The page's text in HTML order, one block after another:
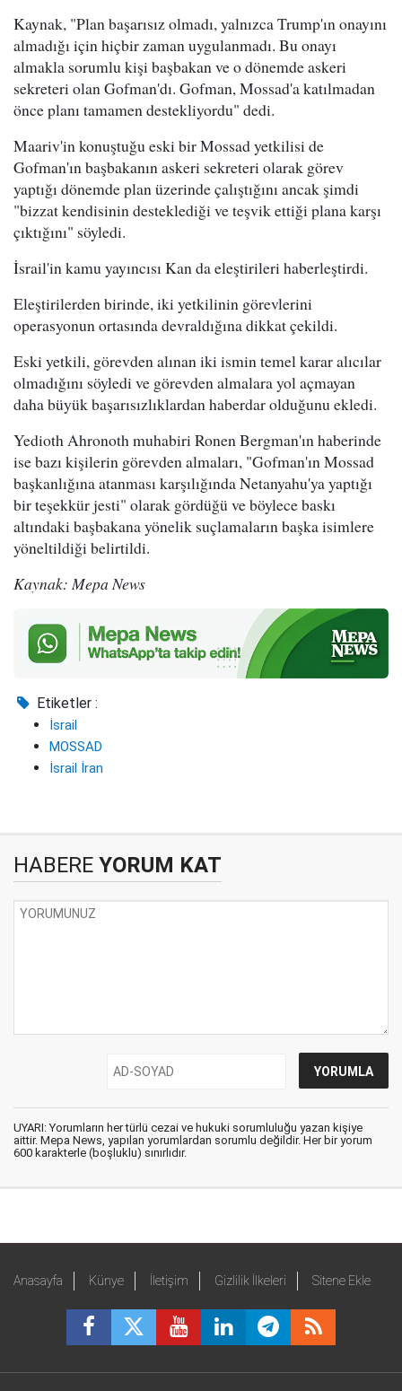
Kaynak, "Plan başarısız olmadı, yalnızca Trump'ın onayını
almadığı için hiçbir zaman uygulanmadı. Bu onayı
almakla sorumlu kişi başbakan ve o dönemde askeri
sekreteri olan Gofman'dı. Gofman, Mossad'a katılmadan
önce planı tamamen destekliyordu" dedi.
Maariv'in konuştuğu eski bir Mossad yetkilisi de
Gofman'ın başbakanın askeri sekreteri olarak görev
yaptığı dönemde plan üzerinde çalıştığını ancak şimdi
"bizzat kendisinin desteklediği ve teşvik ettiği plana karşı
çıktığını" söyledi.
İsrail'in kamu yayıncısı Kan da eleştirileri haberleştirdi.
Eleştirilerden birinde, iki yetkilinin görevlerini
operasyonun ortasında devraldığına dikkat çekildi.
Eski yetkili, görevden alınan iki ismin temel karar alıcılar
olmadığını söyledi ve görevden almalara yol açmayan
daha büyük başarısızlıklardan haberdar olduğunu ekledi.
Yedioth Ahronoth muhabiri Ronen Bergman'ın haberinde
ise bazı kişilerin görevden almaları, "Gofman'ın Mossad
başkanlığına atanması karşılığında Netanyahu'ya yaptığı
bir teşekkür jesti" olarak gördüğü ve böylece baskı
altındaki başbakana yönelik suçlamaların başka isimlere
yöneltildiği belirtildi.
Kaynak: Mepa News
Etiketler :
İsrail
MOSSAD
İsrail İran
HABERE YORUM KAT
UYARI: Yorumların her türlü cezai ve hukuki sorumluluğu yazan kişiye
aittir. Mepa News, yapılan yorumlardan sorumlu değildir. Her bir yorum
600 karakterle (boşluklu) sınırlıdır.
Anasayfa Künye İletişim Gizlilik İlkeleri Sitene Ekle